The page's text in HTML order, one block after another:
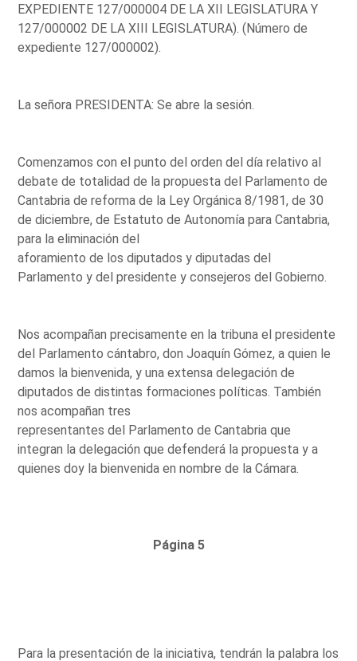
EXPEDIENTE 127/000004 DE LA XII LEGISLATURA Y
127/000002 DE LA XIII LEGISLATURA). (Número de
expediente 127/000002).
La señora PRESIDENTA: Se abre la sesión.
Comenzamos con el punto del orden del día relativo al
debate de totalidad de la propuesta del Parlamento de
Cantabria de reforma de la Ley Orgánica 8/1981, de 30
de diciembre, de Estatuto de Autonomía para Cantabria,
para la eliminación del
aforamiento de los diputados y diputadas del
Parlamento y del presidente y consejeros del Gobierno.
Nos acompañan precisamente en la tribuna el presidente
del Parlamento cántabro, don Joaquín Gómez, a quien le
damos la bienvenida, y una extensa delegación de
diputados de distintas formaciones políticas. También
nos acompañan tres
representantes del Parlamento de Cantabria que
integran la delegación que defenderá la propuesta y a
quienes doy la bienvenida en nombre de la Cámara.
Página 5
Para la presentación de la iniciativa, tendrán la palabra los